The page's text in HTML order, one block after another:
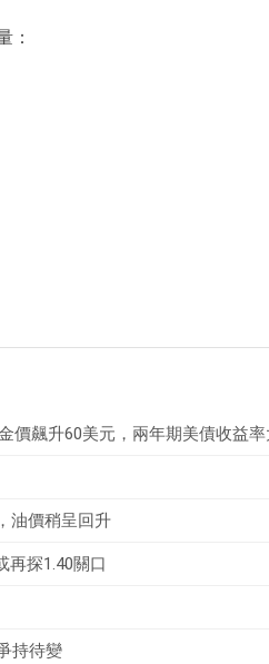
：
價飆升60美元，兩年期美債收益
油價稍呈回升
再探1.40關口
持待變